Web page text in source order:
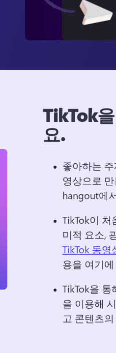
TikTok
요.
좋아하는
영상으로
hangout에
TikTok이 처
미적 요소,
TikTok 동영
용을 여기
TikTok을
을 이용해
고 콘텐츠